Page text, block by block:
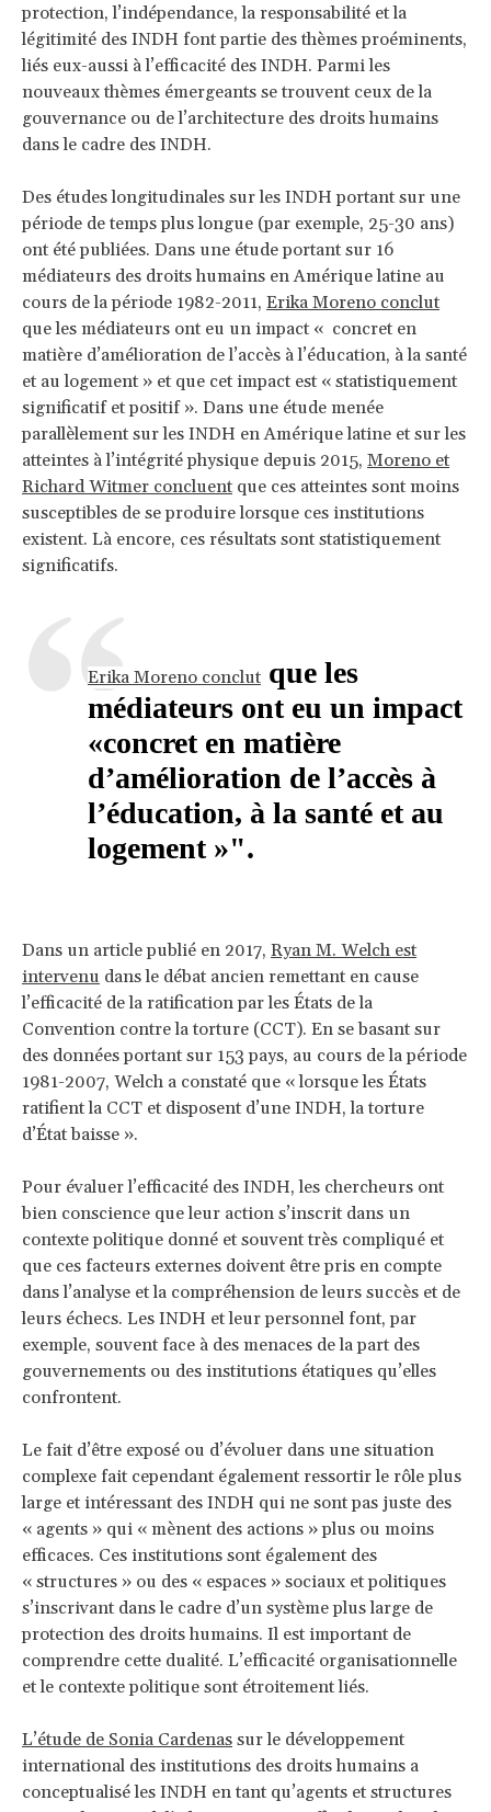
protection, l’indépendance, la responsabilité et la
légitimité des INDH font partie des thèmes proéminents,
liés eux-aussi à l’efficacité des INDH. Parmi les
nouveaux thèmes émergeants se trouvent ceux de la
gouvernance ou de l’architecture des droits humains
dans le cadre des INDH.
Des études longitudinales sur les INDH portant sur une
période de temps plus longue (par exemple, 25-30 ans)
ont été publiées. Dans une étude portant sur 16
médiateurs des droits humains en Amérique latine au
cours de la période 1982-2011, Erika Moreno conclut
que les médiateurs ont eu un impact « concret en
matière d’amélioration de l’accès à l’éducation, à la santé
et au logement » et que cet impact est « statistiquement
significatif et positif ». Dans une étude menée
parallèlement sur les INDH en Amérique latine et sur les
atteintes à l’intégrité physique depuis 2015, Moreno et
Richard Witmer concluent que ces atteintes sont moins
susceptibles de se produire lorsque ces institutions
existent. Là encore, ces résultats sont statistiquement
significatifs.
Erika Moreno conclut que les
médiateurs ont eu un impact
«concret en matière
d’amélioration de l’accès à
l’éducation, à la santé et au
logement »".
Dans un article publié en 2017, Ryan M. Welch est
intervenu dans le débat ancien remettant en cause
l’efficacité de la ratification par les États de la
Convention contre la torture (CCT). En se basant sur
des données portant sur 153 pays, au cours de la période
1981-2007, Welch a constaté que « lorsque les États
ratifient la CCT et disposent d’une INDH, la torture
d’État baisse ».
Pour évaluer l’efficacité des INDH, les chercheurs ont
bien conscience que leur action s’inscrit dans un
contexte politique donné et souvent très compliqué et
que ces facteurs externes doivent être pris en compte
dans l’analyse et la compréhension de leurs succès et de
leurs échecs. Les INDH et leur personnel font, par
exemple, souvent face à des menaces de la part des
gouvernements ou des institutions étatiques qu’elles
confrontent.
Le fait d’être exposé ou d’évoluer dans une situation
complexe fait cependant également ressortir le rôle plus
large et intéressant des INDH qui ne sont pas juste des
« agents » qui « mènent des actions » plus ou moins
efficaces. Ces institutions sont également des
« structures » ou des « espaces » sociaux et politiques
s’inscrivant dans le cadre d’un système plus large de
protection des droits humains. Il est important de
comprendre cette dualité. L’efficacité organisationnelle
et le contexte politique sont étroitement liés.
L’étude de Sonia Cardenas sur le développement
international des institutions des droits humains a
conceptualisé les INDH en tant qu’agents et structures